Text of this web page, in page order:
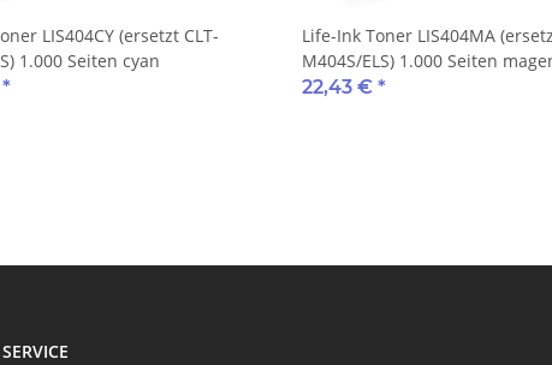
LIS404CY (ersetzt CLT-
1.000 Seiten cyan
*
Life-Ink Toner LIS404MA
M404S/ELS) 1.000 Seiten
22,43 € *